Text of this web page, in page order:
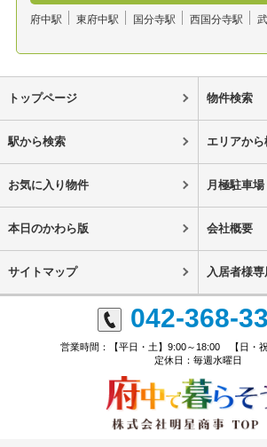
府中駅 東府中駅 国分寺駅 西国分寺駅
トップページ 物件検索
駅から検索 エリアから
お気に入り物件 月極駐車場
本日のかわら版 会社概要
サイトマップ 入居者様専
042-368-
営業時間：【平日・土】9:00～18:00 【日・
定休日：毎週水曜日